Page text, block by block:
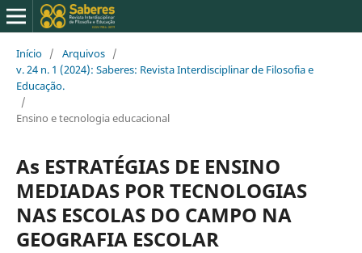
Início / Arquivos /
v. 24 n. 1 (2024): Saberes: Revista Interdisciplinar de Filosofia e
Educação.
/
Ensino e tecnologia educacional
As ESTRATÉGIAS DE ENSINO
MEDIADAS POR TECNOLOGIAS
NAS ESCOLAS DO CAMPO NA
GEOGRAFIA ESCOLAR